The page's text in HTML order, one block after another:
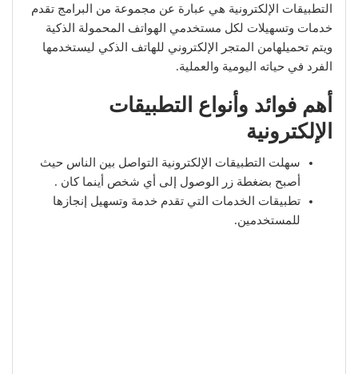
التطبيقات الإلكترونية هي عبارة عن مجموعة من البرامج تقدم
خدمات وتسهيلات لكل مستخدمي الهواتف المحمولة الذكية
ويتم تحميلهامن المتجر الإلكتروني للهاتف الذكي ليستخدمها
الفرد في حياته اليومية والعملية.
أهم فوائد وأنواع التطبيقات
الإلكترونية
سهلت التطبيقات الإلكترونية التواصل بين الناس حيث
أصبح بضغطة زر الوصول إلى أي شخص أينما كان .
تطبيقات الخدمات التي تقدم خدمة وتسهيل إنجازها
للمستخدمين.